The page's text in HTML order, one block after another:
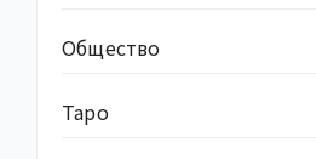
Общество
Таро